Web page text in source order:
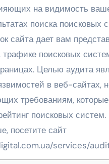
на видимость
поиска поисковых
сайта дает вам
поисковых
Целью аудита
в веб-сайтах,
требованиям,
поисковых
посетите сайт
services/